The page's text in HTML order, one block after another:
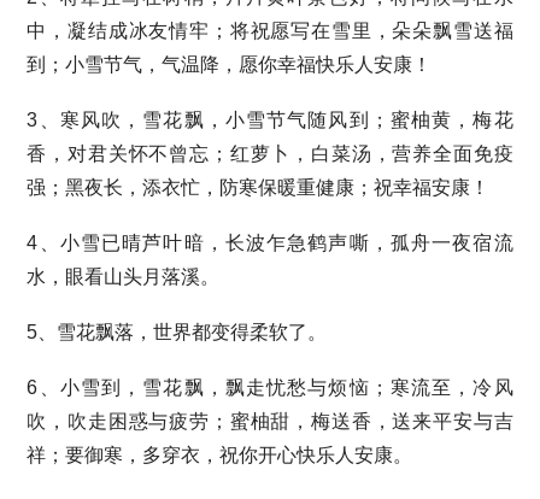
中，凝结成冰友情牢；将祝愿写在雪里，朵朵飘雪送福
到；小雪节气，气温降，愿你幸福快乐人安康！
3、寒风吹，雪花飘，小雪节气随风到；蜜柚黄，梅花
香，对君关怀不曾忘；红萝卜，白菜汤，营养全面免疫
强；黑夜长，添衣忙，防寒保暖重健康；祝幸福安康！
4、小雪已晴芦叶暗，长波乍急鹤声嘶，孤舟一夜宿流
水，眼看山头月落溪。
5、雪花飘落，世界都变得柔软了。
6、小雪到，雪花飘，飘走忧愁与烦恼；寒流至，冷风
吹，吹走困惑与疲劳；蜜柚甜，梅送香，送来平安与吉
祥；要御寒，多穿衣，祝你开心快乐人安康。